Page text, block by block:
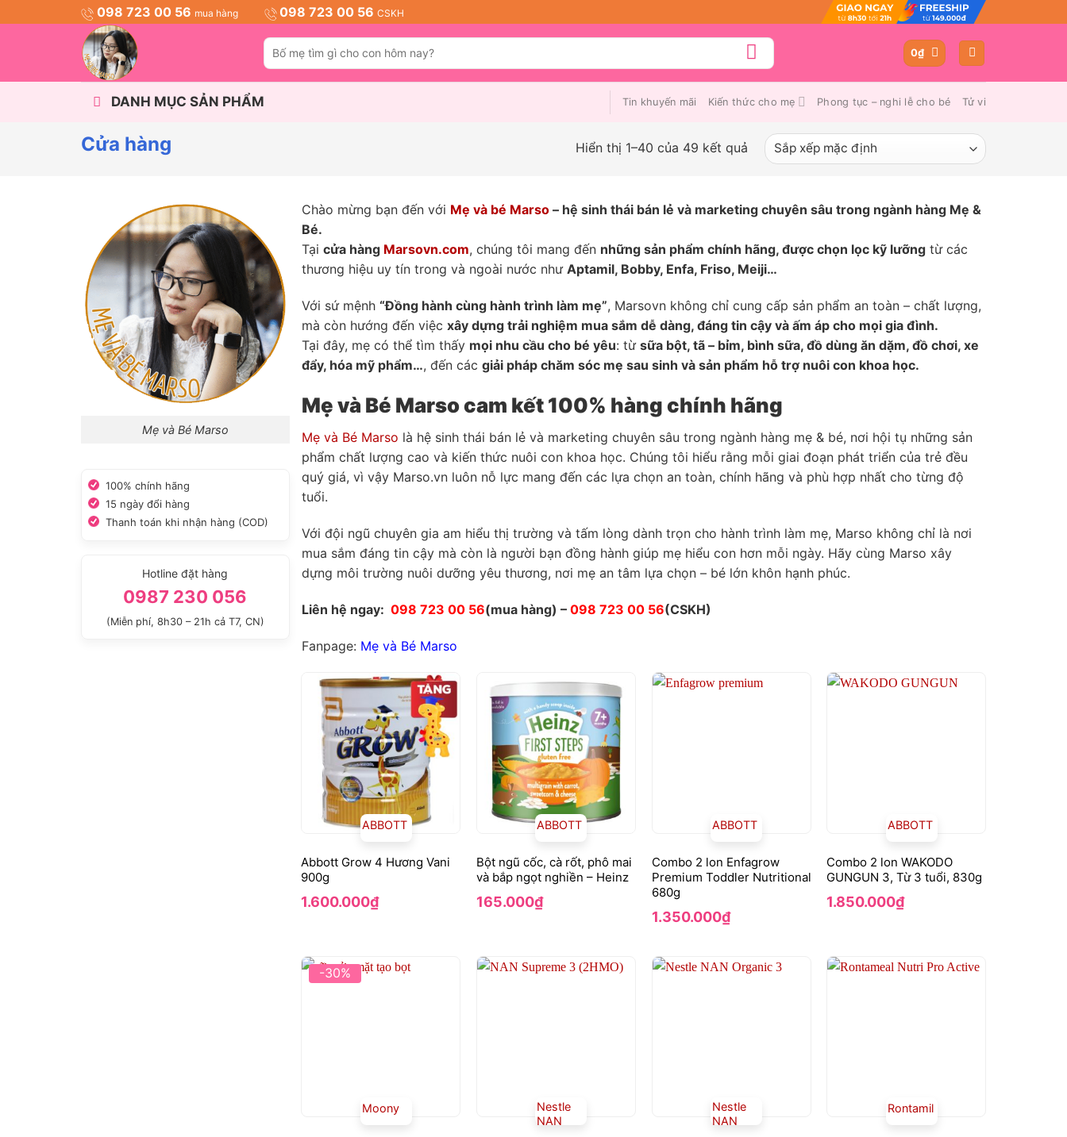
to
098 723 00 56 mua hàng 098 723 00 56 CSKH
Tìm
kiếm:
0₫
DANH MỤC SẢN PHẨM Tin khuyến mãi Kiến thức cho mẹ Phong tục – nghi lễ cho bé Tử vi
Cửa hàng Hiển thị 1–40 của 49 kết quả
Mẹ và Bé Marso
100% chính hãng
15 ngày đổi hàng
Thanh toán khi nhận hàng (COD)
Hotline đặt hàng
0987 230 056
(Miễn phí, 8h30 – 21h cả T7, CN)
Chào mừng bạn đến với Mẹ và bé Marso– hệ sinh thái bán lẻ và marketing chuyên sâu trong ngành hàng Mẹ &
Bé.
Tại cửa hàng Marsovn.com, chúng tôi mang đến những sản phẩm chính hãng, được chọn lọc kỹ lưỡngtừ các
thương hiệu uy tín trong và ngoài nước như Aptamil, Bobby, Enfa, Friso, Meiji…
Với sứ mệnh “Đồng hành cùng hành trình làm mẹ”, Marsovn không chỉ cung cấp sản phẩm an toàn – chất lượng,
mà còn hướng đến việc xây dựng trải nghiệm mua sắm dễ dàng, đáng tin cậy và ấm áp cho mọi gia đình.
Tại đây, mẹ có thể tìm thấy mọi nhu cầu cho bé yêu: từ sữa bột, tã – bỉm, bình sữa, đồ dùng ăn dặm, đồ chơi, xe
đẩy, hóa mỹ phẩm…, đến các giải pháp chăm sóc mẹ sau sinh và sản phẩm hỗ trợ nuôi con khoa học.
Mẹ và Bé Marso cam kết 100% hàng chính hãng
Mẹ và Bé Marso là hệ sinh thái bán lẻ và marketing chuyên sâu trong ngành hàng mẹ & bé, nơi hội tụ những sản
phẩm chất lượng cao và kiến thức nuôi con khoa học. Chúng tôi hiểu rằng mỗi giai đoạn phát triển của trẻ đều
quý giá, vì vậy Marso.vn luôn nỗ lực mang đến các lựa chọn an toàn, chính hãng và phù hợp nhất cho từng độ
tuổi.
Với đội ngũ chuyên gia am hiểu thị trường và tấm lòng dành trọn cho hành trình làm mẹ, Marso không chỉ là nơi
mua sắm đáng tin cậy mà còn là người bạn đồng hành giúp mẹ hiểu con hơn mỗi ngày. Hãy cùng Marso xây
dựng môi trường nuôi dưỡng yêu thương, nơi mẹ an tâm lựa chọn – bé lớn khôn hạnh phúc.
Liên hệ ngay: 098 723 00 56(mua hàng) – 098 723 00 56(CSKH)
Fanpage: Mẹ và Bé Marso
Abbott Grow 4 Hương Vani
900g
ABBOTT
1.600.000₫
Bột ngũ cốc, cà rốt, phô mai
và bắp ngọt nghiền – Heinz
ABBOTT
165.000₫
Combo 2 lon Enfagrow
Premium Toddler Nutritional
680g
ABBOTT
1.350.000₫
Combo 2 lon WAKODO
GUNGUN 3, Từ 3 tuổi, 830g
ABBOTT
1.850.000₫
-30%
Moony
Nestle
NAN
Nestle
NAN
Rontamil